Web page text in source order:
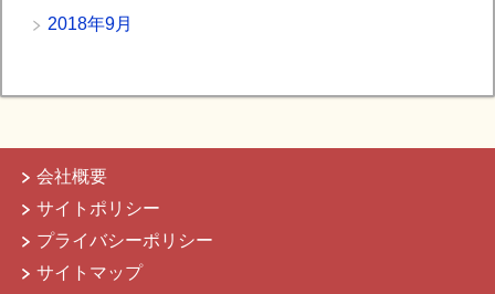
2018年9月
会社概要
サイトポリシー
プライバシーポリシー
サイトマップ